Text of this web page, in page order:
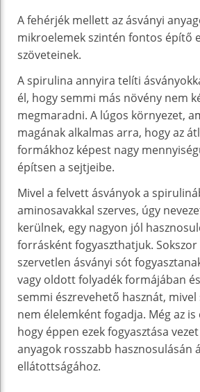
A fehérjék mellett az ásványi
mikroelemek szintén fontos építő
szöveteinek.
A spirulina annyira telíti
él, hogy semmi más növény nem
megmaradni. A lúgos környezet,
magának alkalmas arra, hogy az
formákhoz képest nagy
építsen a sejtjeibe.
Mivel a felvett ásványok a
aminosavakkal szerves, úgy
kerülnek, egy nagyon jól
forrásként fogyaszthatjuk.
szervetlen ásványi sót
vagy oldott folyadék formájában
semmi észrevehető hasznát, mivel
nem élelemként fogadja. Még az
hogy éppen ezek fogyasztása
anyagok rosszabb hasznosulásán
ellátottságához.